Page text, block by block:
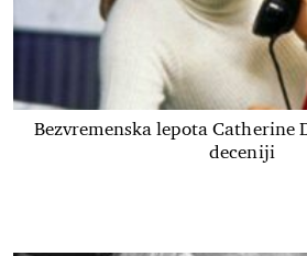
Bezvremenska lepota Catherine
deceniji